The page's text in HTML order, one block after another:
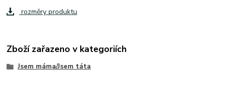
rozměry produktu
Zboží zařazeno v kategoriích
Jsem máma/Jsem táta